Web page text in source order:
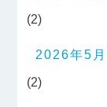
(2)
2026年5月
(2)